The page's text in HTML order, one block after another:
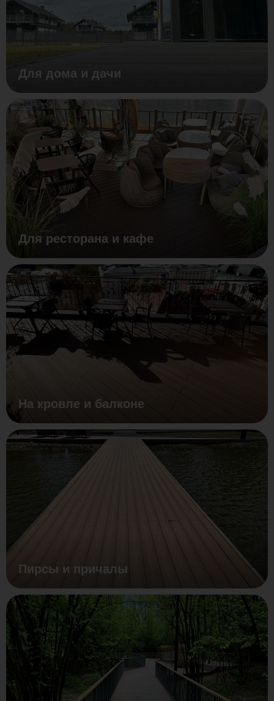
Для дома и дачи
Для ресторана и кафе
На кровле и балконе
Пирсы и причалы